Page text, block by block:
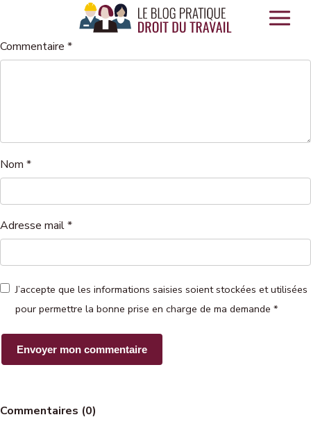
Panneau de gestion des cookies
Commentaire *
Nom *
Adresse mail*
J’accepte que les informations saisies soient stockées et utilisées
pour permettre la bonne prise en charge de ma demande *
Commentaires (0)